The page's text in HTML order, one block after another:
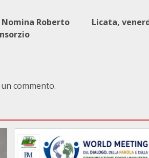
Roberto
Licata,
commento.